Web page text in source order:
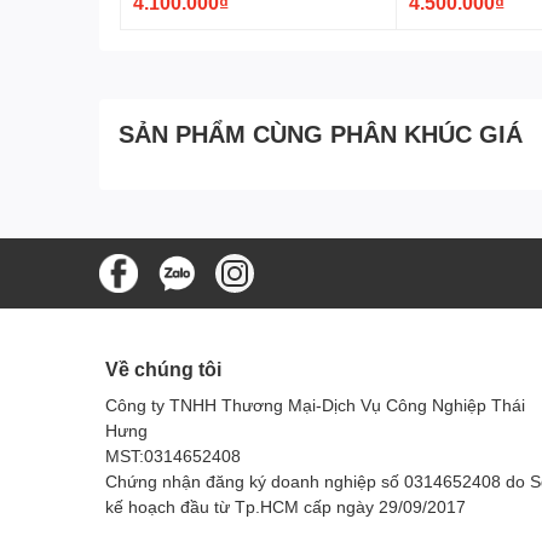
SẢN PHẨM CÙNG PHÂN KHÚC GIÁ
Về chúng tôi
Công ty TNHH Thương Mại-Dịch Vụ Công Nghiệp Thái
Hưng
MST:0314652408
Chứng nhận đăng ký doanh nghiệp số 0314652408 do
kế hoạch đầu từ Tp.HCM cấp ngày 29/09/2017